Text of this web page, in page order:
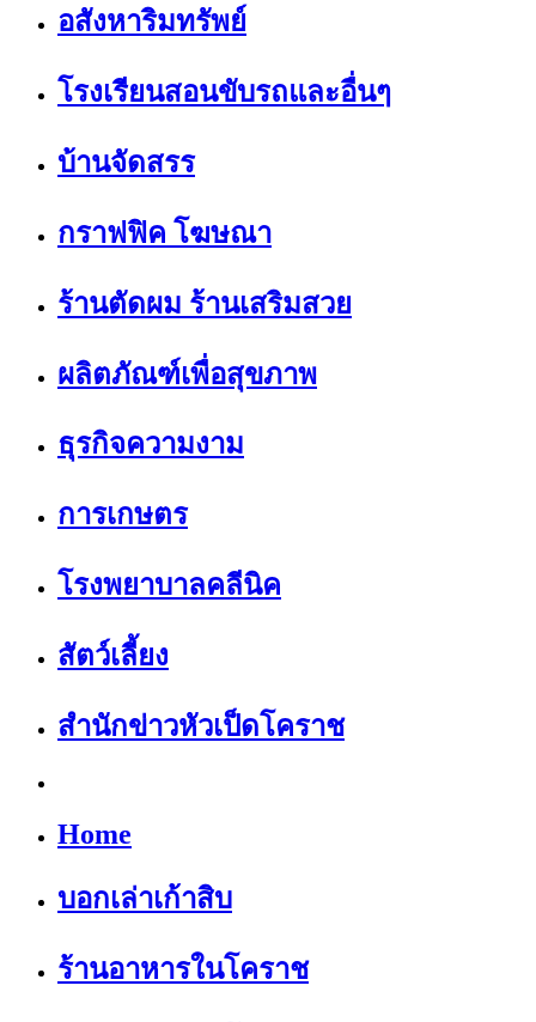
อสังหาริมทรัพย์
โรงเรียนสอนขับรถและอื่นๆ
บ้านจัดสรร
กราฟฟิค โฆษณา
ร้านตัดผม ร้านเสริมสวย
ผลิตภัณฑ์เพื่อสุขภาพ
ธุรกิจความงาม
การเกษตร
โรงพยาบาลคลีนิค
สัตว์เลี้ยง
สำนักข่าวหัวเป็ดโคราช
Home
บอกเล่าเก้าสิบ
ร้านอาหารในโคราช